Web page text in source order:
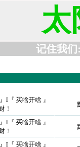
太
记住我们
I『 买啥开啥 』
！
I『 买啥开啥 』
！
I『 买啥开啥 』